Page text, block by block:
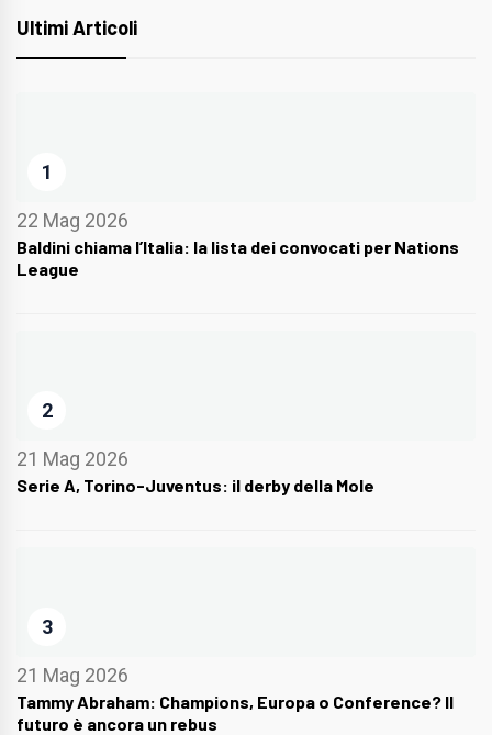
Ultimi Articoli
1
22 Mag 2026
Baldini chiama l’Italia: la lista dei convocati per Nations
League
2
21 Mag 2026
Serie A, Torino-Juventus: il derby della Mole
3
21 Mag 2026
Tammy Abraham: Champions, Europa o Conference? Il
futuro è ancora un rebus